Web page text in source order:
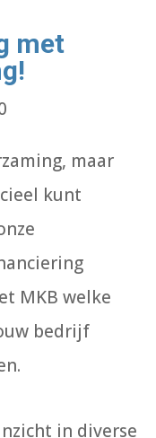
met
maar
kunt
MKB welke
bedrijf
in diverse